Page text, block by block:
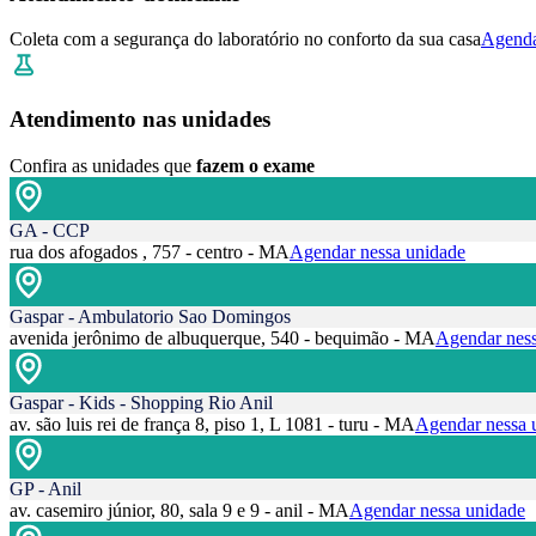
Coleta com a segurança do laboratório no conforto da sua casa
Atendimento nas unidades
Confira as unidades que fazem o exame
GA - CCP
rua dos afogados , 757 - centro - MAAgendar nessa unidade
Gaspar - Ambulatorio Sao Domingos
avenida jerônimo de albuquerque, 540 - bequimão - MAAgendar
Gaspar - Kids - Shopping Rio Anil
av. são luis rei de frança 8, piso 1, L 1081 - turu - MAAgendar nessa
GP - Anil
av. casemiro júnior, 80, sala 9 e 9 - anil - MAAgendar nessa unidade